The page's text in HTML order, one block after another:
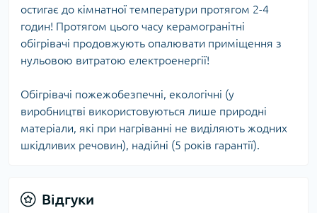
остигає до кімнатної температури протягом 2-4
годин! Протягом цього часу керамогранітні
обігрівачі продовжують опалювати приміщення з
нульовою витратою електроенергії!
Обігрівачі пожежобезпечні, екологічні (у
виробництві використовуються лише природні
матеріали, які при нагріванні не виділяють жодних
шкідливих речовин), надійні (5 років гарантії).
Відгуки